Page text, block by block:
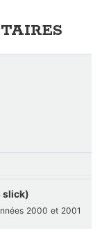
slick)
2000 et 2001